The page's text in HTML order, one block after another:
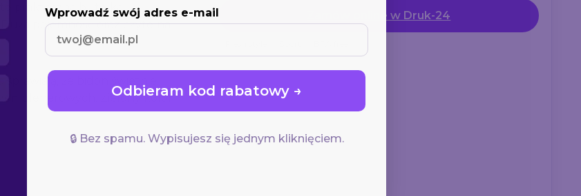
praktyczna butelka
pojemność oraz czytelna
że bidon świetnie
plenerowych. Zielony kolor
Zamów online w Druk-24
Wprowadź swój adres e-mail
Odbieram kod rabatowy →
🔒 Bez spamu. Wypisujesz się jednym kliknięciem.